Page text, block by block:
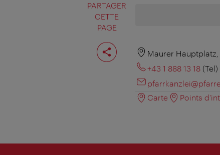
PARTAGER
CETTE
PAGE
Partager
cette
page
Maurer Hauptplatz,
+43 1 888 13 18 (Tel)
Carte
Points